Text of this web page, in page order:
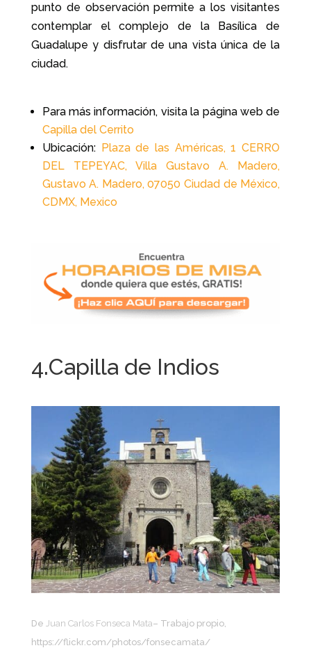
punto de observación permite a los visitantes
contemplar el complejo de la Basílica de
Guadalupe y disfrutar de una vista única de la
ciudad.
Para más información, visita la página web de
Capilla del Cerrito
Ubicación: Plaza de las Américas, 1 CERRO
DEL TEPEYAC, Villa Gustavo A. Madero,
Gustavo A. Madero, 07050 Ciudad de México,
CDMX, Mexico
4.Capilla de Indios
De Juan Carlos Fonseca Mata– Trabajo propio,
https://flickr.com/photos/fonsecamata/